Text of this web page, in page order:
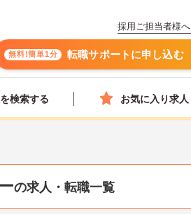
採用ご担当者様へ
無料!簡単1分 転職サポートに申し込む
検索する お気に入り求人
の求人・転職一覧